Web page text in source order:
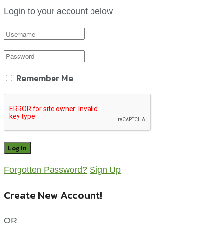
Login to your account below
Remember Me
Forgotten Password? Sign Up
Create New Account!
OR